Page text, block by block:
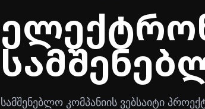
სამშენებლო კომპანიის ვებსაიტი